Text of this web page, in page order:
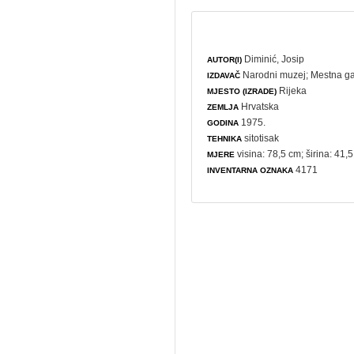
AUTOR(I) Diminić, Josip
IZDAVAČ Narodni muzej; Mestna
MJESTO (IZRADE) Rijeka
ZEMLJA Hrvatska
GODINA 1975.
TEHNIKA sitotisak
MJERE visina: 78,5 cm; širina:
INVENTARNA OZNAKA 4171